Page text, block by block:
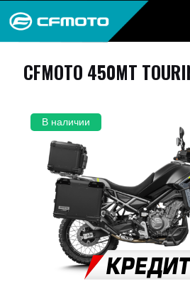
CFMOTO 450MT
В наличии